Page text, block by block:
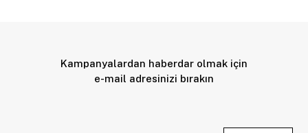
Kampanyalardan haberdar olmak için
e-mail adresinizi bırakın